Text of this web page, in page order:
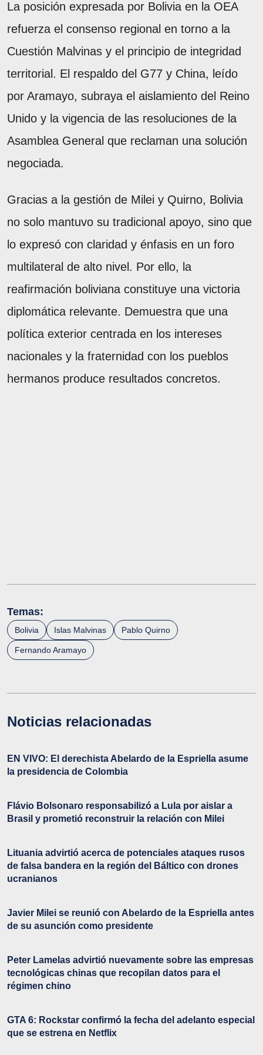
La posición expresada por Bolivia en la OEA
refuerza el consenso regional en torno a la
Cuestión Malvinas y el principio de integridad
territorial. El respaldo del G77 y China, leído
por Aramayo, subraya el aislamiento del Reino
Unido y la vigencia de las resoluciones de la
Asamblea General que reclaman una solución
negociada.
Gracias a la gestión de Milei y Quirno, Bolivia
no solo mantuvo su tradicional apoyo, sino que
lo expresó con claridad y énfasis en un foro
multilateral de alto nivel. Por ello, la
reafirmación boliviana constituye una victoria
diplomática relevante. Demuestra que una
política exterior centrada en los intereses
nacionales y la fraternidad con los pueblos
hermanos produce resultados concretos.
Temas:
Bolivia Islas Malvinas Pablo Quirno
Fernando Aramayo
Noticias relacionadas
EN VIVO: El derechista Abelardo de la Espriella asume
la presidencia de Colombia
Flávio Bolsonaro responsabilizó a Lula por aislar a
Brasil y prometió reconstruir la relación con Milei
Lituania advirtió acerca de potenciales ataques rusos
de falsa bandera en la región del Báltico con drones
ucranianos
Javier Milei se reunió con Abelardo de la Espriella antes
de su asunción como presidente
Peter Lamelas advirtió nuevamente sobre las empresas
tecnológicas chinas que recopilan datos para el
régimen chino
GTA 6: Rockstar confirmó la fecha del adelanto especial
que se estrena en Netflix